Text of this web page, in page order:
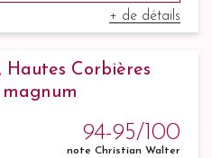
+ de détails
Corbières
magnum
94-95/100
note Christian Walter